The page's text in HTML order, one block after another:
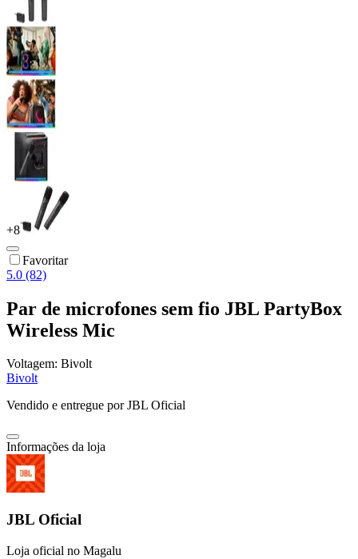
+8
Favoritar
5.0 (82)
Par de microfones sem fio JBL PartyBox
Wireless Mic
Voltagem: Bivolt
Bivolt
Vendido e entregue por JBL Oficial
Informações da loja
JBL Oficial
Loja oficial no Magalu